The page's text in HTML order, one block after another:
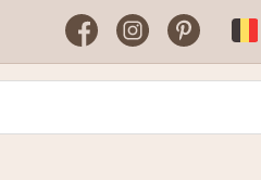
kortingscode?
FacebookInstagramPinterest